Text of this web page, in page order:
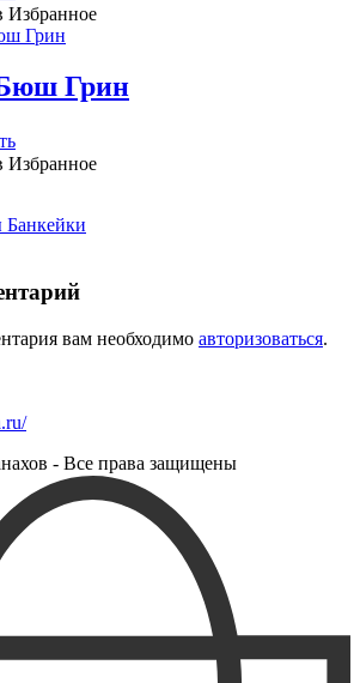
Избранное
Грин
Избранное
Банкейки
вам необходимо авторизоваться.
- Все права защищены